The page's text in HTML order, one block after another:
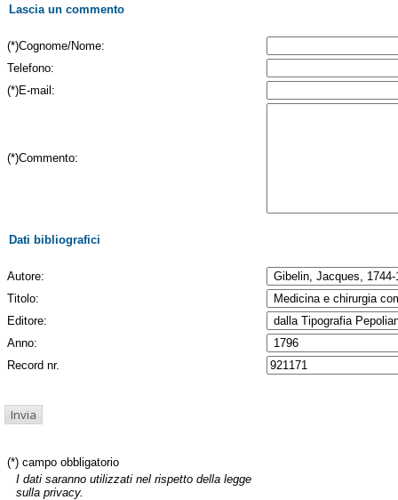
Lascia un commento
(*)Cognome/Nome:
Telefono:
(*)E-mail:
(*)Commento:
Dati bibliografici
Autore:
Titolo:
Editore:
Anno:
Record nr.
(*) campo obbligatorio
I dati saranno utilizzati nel rispetto della legge
sulla privacy.